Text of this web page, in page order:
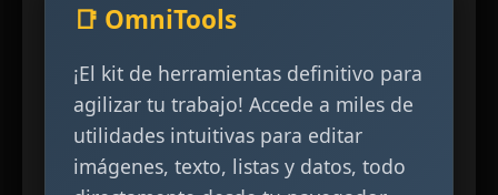
📑 OmniTools
¡El kit de herramientas definitivo para
agilizar tu trabajo! Accede a miles de
utilidades intuitivas para editar
imágenes, texto, listas y datos, todo